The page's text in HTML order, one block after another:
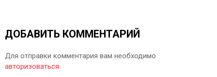
ДОБАВИТЬ КОММЕНТАРИЙ
Для отправки комментария вам необходимо
авторизоваться.